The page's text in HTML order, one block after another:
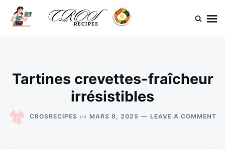
SkipSearch
for:
Tartines crevettes-fraîcheur
irrésistibles
CROSRECIPES on MARS 8, 2025 LEAVE A COMMENT